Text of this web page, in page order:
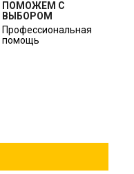
ПОМОЖЕМ С
ВЫБОРОМ
Профессиональная
помощь